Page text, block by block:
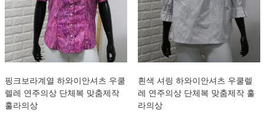
핑크보라계열 하와이안셔츠 우쿨
렐레 연주의상 단체복 맞춤제작
훌라의상
흰색 셔링 하와이안셔츠 우쿨렐
레 연주의상 단체복 맞춤제작 훌
라의상